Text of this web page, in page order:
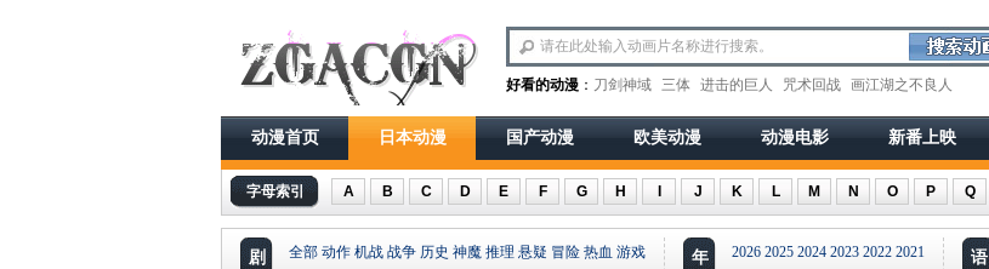
好看的动漫 ： 刀剑神域 三体 进击的巨人 咒术回战 画江湖之不良人
动漫首页 日本动漫 国产动漫 欧美动漫 动漫电影 新番上映
字母索引 A B C D E F G H J K L M N O P Q
剧
全部 动作 机战 战争 历史 神魔 推理 悬疑 冒险 热血 游戏
年
2026 2025 2024 2023 2022 2021
语